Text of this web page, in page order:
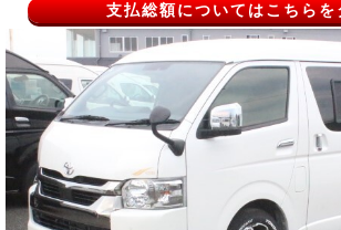
支払総額についてはこちらを